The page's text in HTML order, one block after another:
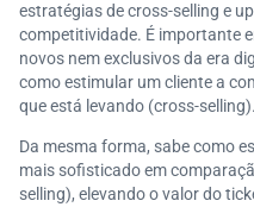
estratégias de cross-selling e
competitividade. É importante
novos nem exclusivos da era
como estimular um cliente a
que está levando (cross-selling).
Da mesma forma, sabe como
mais sofisticado em
selling), elevando o valor do